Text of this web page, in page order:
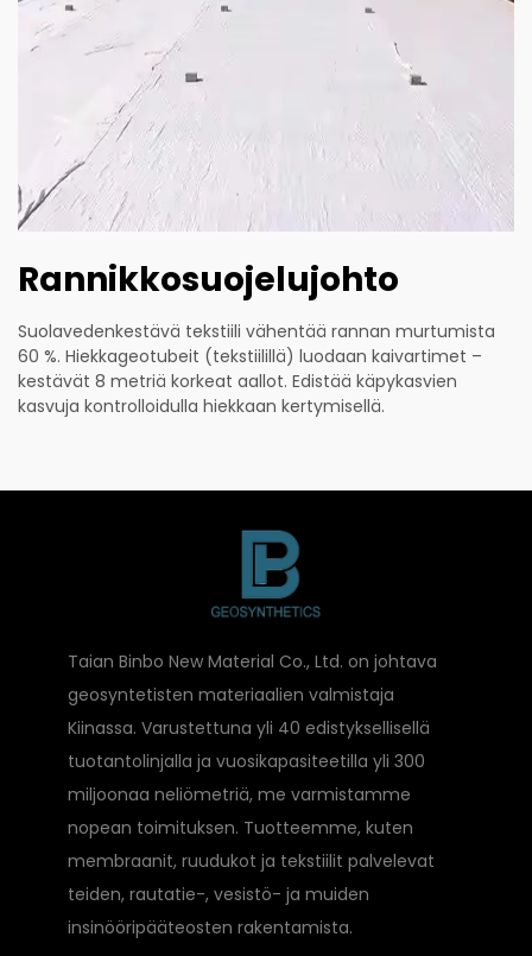
Rannikkosuojelujohto
Suolavedenkestävä tekstiili vähentää rannan murtumista
60 %. Hiekkageotubeit (tekstiilillä) luodaan kaivartimet –
kestävät 8 metriä korkeat aallot. Edistää käpykasvien
kasvuja kontrolloidulla hiekkaan kertymisellä.
Taian Binbo New Material Co., Ltd. on johtava
geosyntetisten materiaalien valmistaja
Kiinassa. Varustettuna yli 40 edistyksellisellä
tuotantolinjalla ja vuosikapasiteetilla yli 300
miljoonaa neliömetriä, me varmistamme
nopean toimituksen. Tuotteemme, kuten
membraanit, ruudukot ja tekstiilit palvelevat
teiden, rautatie-, vesistö- ja muiden
insinööripääteosten rakentamista.